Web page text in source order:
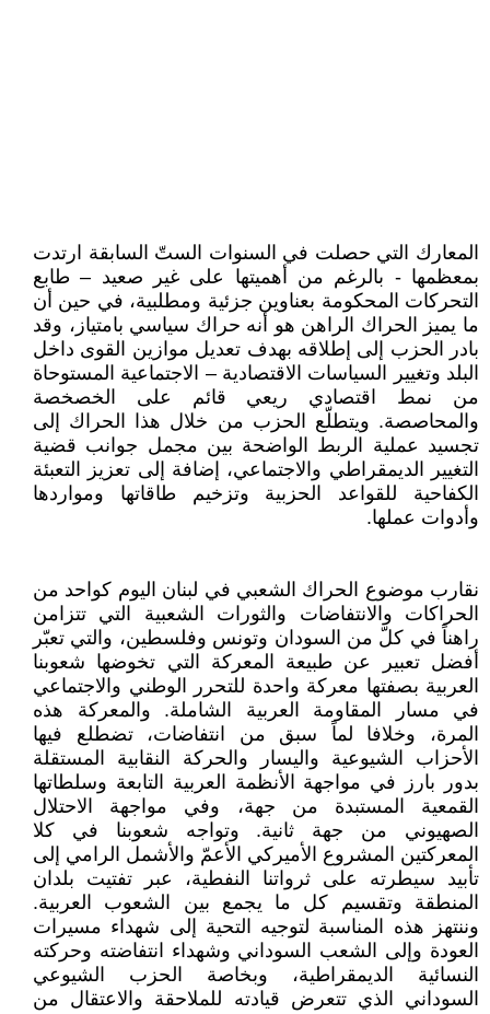
المعارك التي حصلت في السنوات الستّ السابقة ارتدت
بمعظمها - بالرغم من أهميتها على غير صعيد – طابع
التحركات ‏المحكومة بعناوين جزئية ومطلبية، في حين أن
ما يميز الحراك الراهن هو أنه حراك سياسي بامتياز، وقد
بادر الحزب إلى إطلاقه ‏بهدف تعديل موازين القوى داخل
البلد وتغيير السياسات الاقتصادية – الاجتماعية المستوحاة
من نمط اقتصادي ريعي قائم على ‏الخصخصة
والمحاصصة. ويتطلّع الحزب من خلال هذا الحراك إلى
تجسيد عملية الربط الواضحة بين مجمل جوانب قضية
‏التغيير الديمقراطي والاجتماعي، إضافة إلى تعزيز التعبئة
الكفاحية للقواعد الحزبية وتزخيم طاقاتها ومواردها
وأدوات عملها.
نقارب موضوع الحراك الشعبي في لبنان اليوم كواحد من
الحراكات والانتفاضات والثورات الشعبية التي تتزامن
راهناً في كلّ من السودان وتونس وفلسطين، والتي تعبّر
أفضل تعبير عن طبيعة المعركة التي تخوضها شعوبنا
العربية بصفتها معركة واحدة للتحرر الوطني والاجتماعي
في مسار المقاومة العربية الشاملة. والمعركة هذه
المرة، وخلافا لماً سبق من انتفاضات، تضطلع فيها
الأحزاب الشيوعية واليسار والحركة النقابية المستقلة
بدور بارز في مواجهة الأنظمة العربية التابعة وسلطاتها
القمعية المستبدة من جهة، وفي مواجهة الاحتلال
الصهيوني من جهة ثانية. وتواجه شعوبنا في كلا
المعركتين المشروع الأميركي الأعمّ والأشمل الرامي إلى
تأبيد سيطرته على ثرواتنا النفطية، عبر تفتيت بلدان
المنطقة وتقسيم كل ما يجمع بين الشعوب العربية.
وننتهز هذه المناسبة لتوجيه التحية إلى شهداء مسيرات
العودة وإلى الشعب السوداني وشهداء انتفاضته وحركته
النسائية الديمقراطية، وبخاصة الحزب الشيوعي
السوداني الذي تتعرض قيادته للملاحقة والاعتقال من